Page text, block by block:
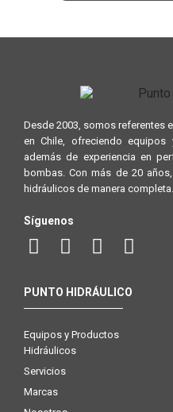
Desde 2003, somos referentes
en Chile, ofreciendo equipos
además de experiencia en
bombas. Con más de 20
hidráulicos de manera completa.
Síguenos
PUNTO HIDRÁULICO
Equipos y Productos
Hidráulicos
Servicios
Marcas